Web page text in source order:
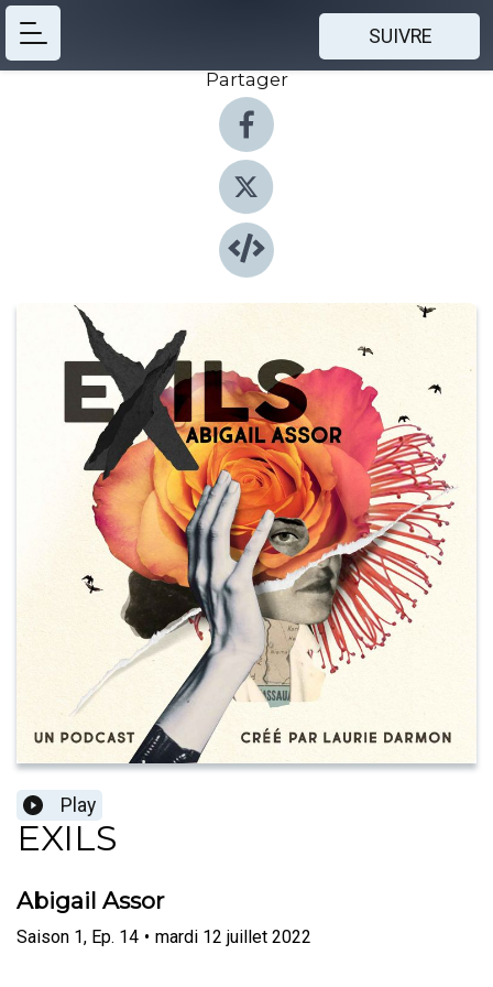
SUIVRE
Partager
Play
EXILS
Abigail Assor
Saison 1, Ep. 14 • mardi 12 juillet 2022